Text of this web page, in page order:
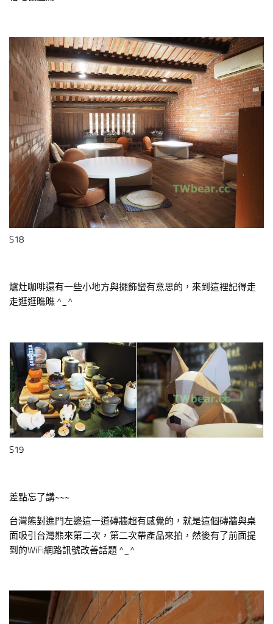
S18
爐灶咖啡還有一些小地方與擺飾蠻有意思的，來到這裡記得走
走逛逛瞧瞧 ^_^
S19
差點忘了講~~~
台灣熊對進門左邊這一道磚牆超有感覺的，就是這個磚牆與桌
面吸引台灣熊來第二次，第二次帶產品來拍，然後有了前面提
到的WiFi網路訊號改善話題 ^_^